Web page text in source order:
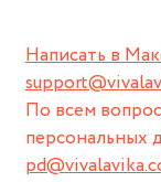
Написать в
По всем
персональных